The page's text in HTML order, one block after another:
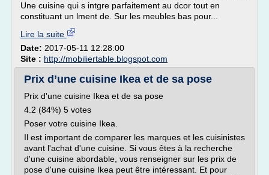
Une cuisine qui s intgre parfaitement au dcor tout en
constituant un lment de. Sur les meubles bas pour...
Lire la suite
Date: 2017-05-11 12:28:00
Site : http://mobiliertable.blogspot.com
Prix d’une cuisine Ikea et de sa pose
Prix d'une cuisine Ikea et de sa pose
4.2 (84%) 5 votes
Poser votre cuisine Ikea.
Il est important de comparer les marques et les cuisinistes
avant l'achat d'une cuisine. Si vous êtes à la recherche
d'une cuisine abordable, vous renseigner sur les prix de
pose d'une cuisine Ikea peut être intéressant. Et pour